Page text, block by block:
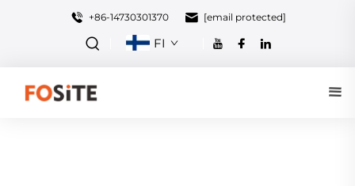
+86-14730301370 [email protected]
FI